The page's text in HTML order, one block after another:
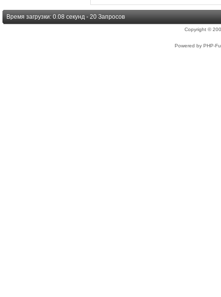
Время загрузки: 0.08 секунд - 20 Запросов
Copyright ©
Powered by PHP-